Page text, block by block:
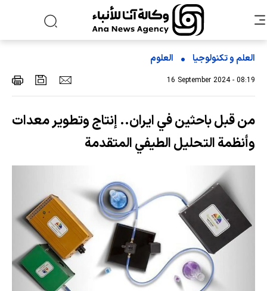
العلم و تکنولوجیا العلوم
16 September 2024 - 08:19
من قبل باحثين في ايران.. إنتاج وتطوير معدات
وأنظمة التحليل الطيفي المتقدمة